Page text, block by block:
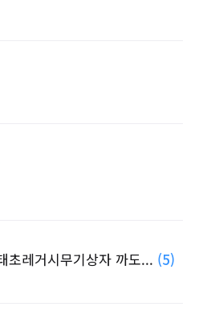
초레거시무기상자 까도... (5)